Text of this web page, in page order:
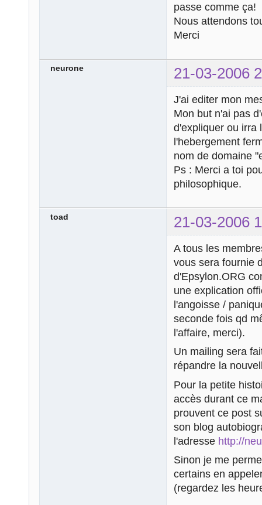
passe comme ça!
Nous attendons
Merci
neurone 21-03-2006
J'ai editer mon
Mon but n'ai pas
d'expliquer ou irra
l'hebergement
nom de domaine
Ps : Merci a toi
philosophique.
toad 21-03-2006
A tous les
vous sera fournie
d'Epsylon.ORG
une explication
l'angoisse /
seconde fois qd
l'affaire, merci).
Un mailing sera
répandre la
Pour la petite
accès durant ce
prouvent ce post
son blog
l'adresse http://
Sinon je me
certains en
(regardez les